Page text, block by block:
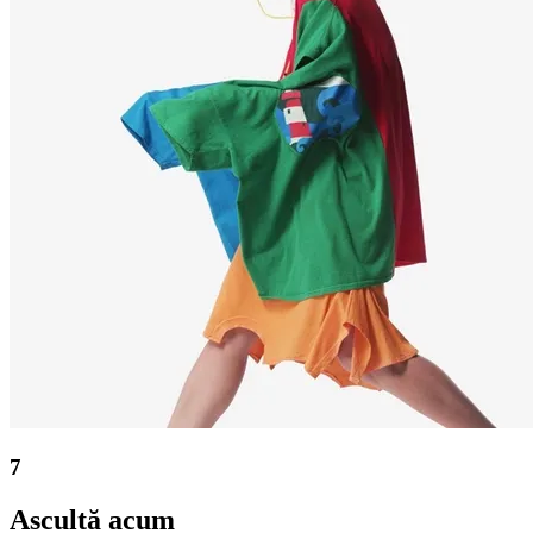
7
Ascultă acum